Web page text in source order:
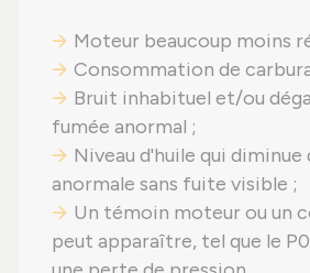
Moteur beaucoup moins
Consommation de
Bruit inhabituel et/ou
fumée anormal ;
Niveau d'huile qui diminue
anormale sans fuite visible ;
Un témoin moteur ou un
peut apparaître, tel que le